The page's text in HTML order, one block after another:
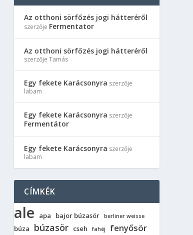
Az otthoni sörfőzés jogi hátteréről
szerzője Fermentator
Az otthoni sörfőzés jogi hátteréről
szerzőjeTamás
Egy fekete Karácsonyra szerzője
labam
Egy fekete Karácsonyra szerzője
Fermentátor
Egy fekete Karácsonyra szerzője
labam
CÍMKÉK
ale apa bajor búzasör berliner weisse
búza búzasör cseh fahéj fenyősör